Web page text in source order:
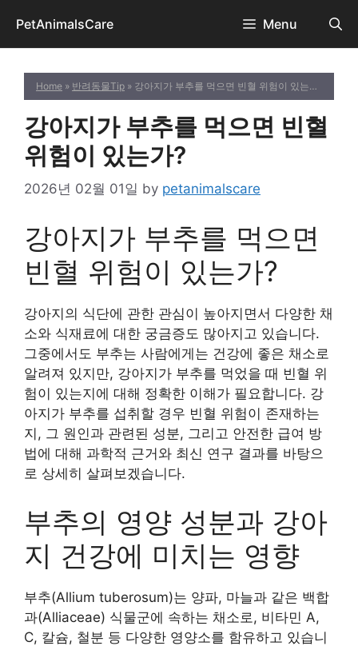
content
PetAnimalsCare Menu
Home » 반려동물Tip » 강아지가 부추를 먹으면 빈혈 위험이 있는가?
강아지가 부추를 먹으면 빈혈
위험이 있는가?
2026년 02월 01일 by petanimalscare
강아지가 부추를 먹으면
빈혈 위험이 있는가?
강아지의 식단에 관한 관심이 높아지면서 다양한 채
소와 식재료에 대한 궁금증도 많아지고 있습니다.
그중에서도 부추는 사람에게는 건강에 좋은 채소로
알려져 있지만, 강아지가 부추를 먹었을 때 빈혈 위
험이 있는지에 대해 정확한 이해가 필요합니다. 강
아지가 부추를 섭취할 경우 빈혈 위험이 존재하는
지, 그 원인과 관련된 성분, 그리고 안전한 급여 방
법에 대해 과학적 근거와 최신 연구 결과를 바탕으
로 상세히 살펴보겠습니다.
부추의 영양 성분과 강아
지 건강에 미치는 영향
부추(Allium tuberosum)는 양파, 마늘과 같은 백합
과(Alliaceae) 식물군에 속하는 채소로, 비타민 A,
C, 칼슘, 철분 등 다양한 영양소를 함유하고 있습니